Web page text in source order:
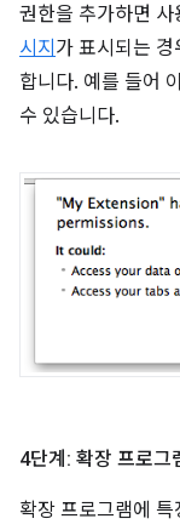
권한을 추가하면
시지 가 표시되는
합니다. 예를 들어
수 있습니다.
4단계: 확장 프로그
확장 프로그램에